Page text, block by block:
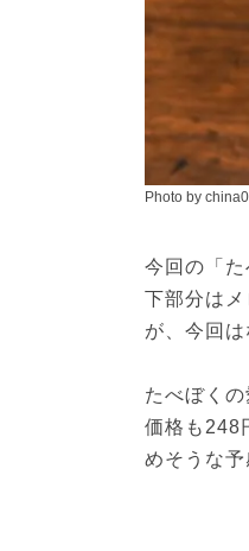
Photo by
今回の「
下部分は
が、今回
たべぼく
価格も248
めそうな予